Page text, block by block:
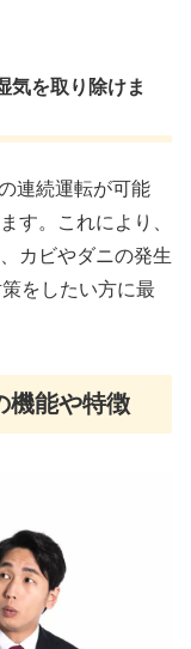
気を取り除けま
連続運転が可能
す。これにより、
カビやダニの発生
をしたい方に最
機能や特徴